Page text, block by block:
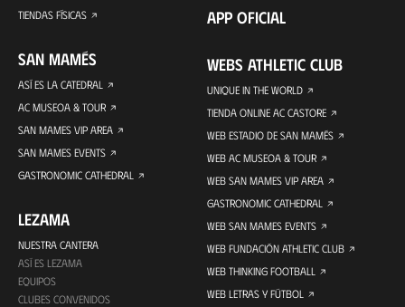
TIENDAS FÍSICAS
SAN MAMÉS
ASÍ ES LA CATEDRAL
AC MUSEOA & TOUR
SAN MAMES VIP AREA
SAN MAMES EVENTS
GASTRONOMIC CATHEDRAL
LEZAMA
NUESTRA CANTERA
ASÍ ES LEZAMA
EQUIPOS
CLUBES CONVENIDOS
APP OFICIAL
WEBS ATHLETIC CLUB
UNIQUE IN THE WORLD
TIENDA ONLINE AC CASTORE
WEB ESTADIO DE SAN MAMÉS
WEB AC MUSEOA & TOUR
WEB SAN MAMES VIP AREA
GASTRONOMIC CATHEDRAL
WEB SAN MAMES EVENTS
WEB FUNDACIÓN ATHLETIC CLUB
WEB THINKING FOOTBALL
WEB LETRAS Y FÚTBOL